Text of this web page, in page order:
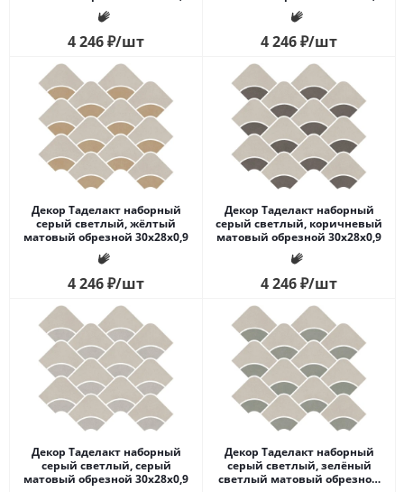
4 246₽/шт 4 246₽/шт
Декор Таделакт наборный
серый светлый, жёлтый
матовый обрезной 30x28x0,9
4 246₽/шт
Декор Таделакт наборный
серый светлый, коричневый
матовый обрезной 30x28x0,9
4 246₽/шт
Декор Таделакт наборный
серый светлый, серый
матовый обрезной 30x28x0,9
Декор Таделакт наборный
серый светлый, зелёный
светлый матовый обрезной